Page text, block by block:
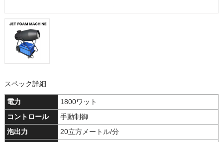
スペック詳細
電力
1800ワット
コントロール
手動制御
泡出力
20立方メートル/分